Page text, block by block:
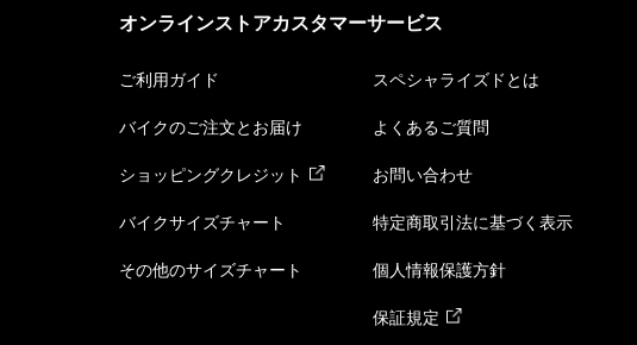
オンラインストアカスタマーサービス
ご利用ガイド
バイクのご注文とお届け
ショッピングクレジット
バイクサイズチャート
その他のサイズチャート
スペシャライズドとは
よくあるご質問
お問い合わせ
特定商取引法に基づく表示
個人情報保護方針
保証規定